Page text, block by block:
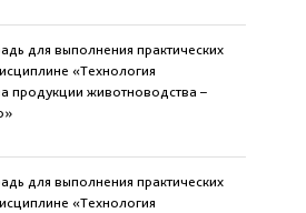
для выполнения практических
«Технология
продукции животноводства –
для выполнения практических
«Технология